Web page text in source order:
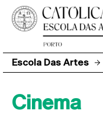
Escola Das Artes
Cinema